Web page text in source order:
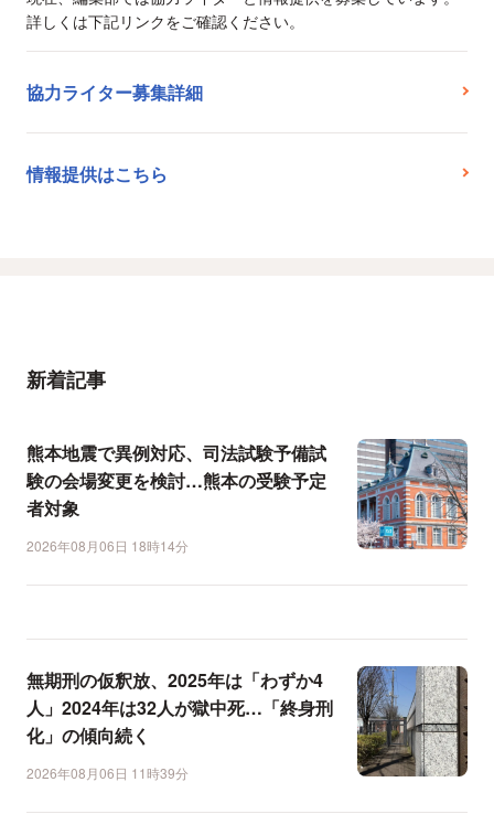
詳しくは下記リンクをご確認ください。
協力ライター募集詳細
情報提供はこちら
新着記事
熊本地震で異例対応、司法試験予備試
験の会場変更を検討…熊本の受験予定
者対象
2026年08月06日 18時14分
無期刑の仮釈放、2025年は「わずか4
人」2024年は32人が獄中死…「終身刑
化」の傾向続く
2026年08月06日 11時39分